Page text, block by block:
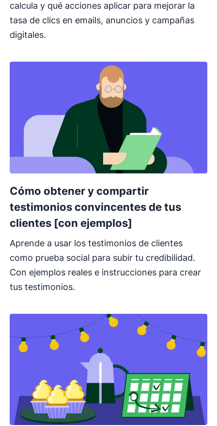
calcula y qué acciones aplicar para mejorar la
tasa de clics en emails, anuncios y campañas
digitales.
Cómo obtener y compartir
testimonios convincentes de tus
clientes [con ejemplos]
Aprende a usar los testimonios de clientes
como prueba social para subir tu credibilidad.
Con ejemplos reales e instrucciones para crear
tus testimonios.